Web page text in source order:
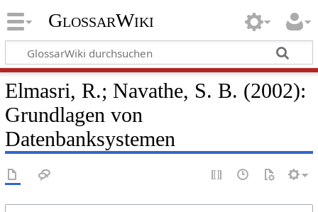
GlossarWiki
Elmasri, R.; Navathe, S. B. (2002):
Grundlagen von
Datenbanksystemen